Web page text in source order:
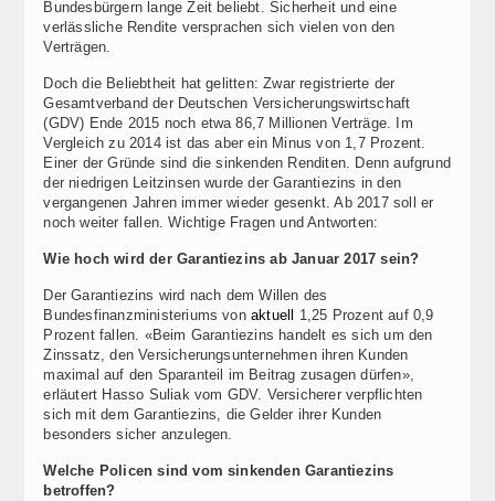
Bundesbürgern lange Zeit beliebt. Sicherheit und eine
verlässliche Rendite versprachen sich vielen von den
Verträgen.
Doch die Beliebtheit hat gelitten: Zwar registrierte der
Gesamtverband der Deutschen Versicherungswirtschaft
(GDV) Ende 2015 noch etwa 86,7 Millionen Verträge. Im
Vergleich zu 2014 ist das aber ein Minus von 1,7 Prozent.
Einer der Gründe sind die sinkenden Renditen. Denn aufgrund
der niedrigen Leitzinsen wurde der Garantiezins in den
vergangenen Jahren immer wieder gesenkt. Ab 2017 soll er
noch weiter fallen. Wichtige Fragen und Antworten:
Wie hoch wird der Garantiezins ab Januar 2017 sein?
Der Garantiezins wird nach dem Willen des
Bundesfinanzministeriums vonaktuell
1,25 Prozent auf 0,9
Prozent fallen. «Beim Garantiezins handelt es sich um den
Zinssatz, den Versicherungsunternehmen ihren Kunden
maximal auf den Sparanteil im Beitrag zusagen dürfen»,
erläutert Hasso Suliak vom GDV. Versicherer verpflichten
sich mit dem Garantiezins, die Gelder ihrer Kunden
besonders sicher anzulegen.
Welche Policen sind vom sinkenden Garantiezins
betroffen?